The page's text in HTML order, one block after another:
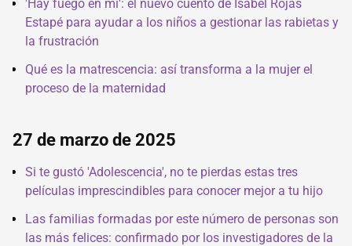
'Hay fuego en mí': el nuevo cuento de Isabel Rojas
Estapé para ayudar a los niños a gestionar las rabietas y
la frustración
Qué es la matrescencia: así transforma a la mujer el
proceso de la maternidad
27 de marzo de 2025
Si te gustó 'Adolescencia', no te pierdas estas tres
películas imprescindibles para conocer mejor a tu hijo
Las familias formadas por este número de personas son
las más felices: confirmado por los investigadores de la